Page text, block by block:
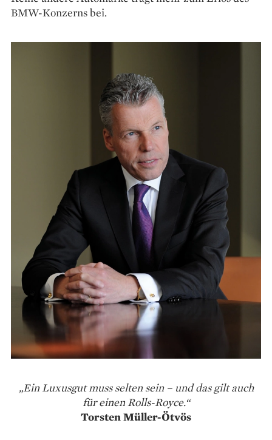
BMW-Konzerns bei.
„Ein Luxusgut muss selten sein – und das gilt auch
für einen Rolls-Royce.“
Torsten Müller-Ötvös